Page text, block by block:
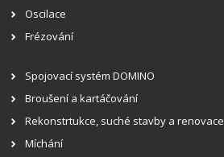
Oscilace
Frézování
Spojovací systém DOMINO
Broušení a kartáčování
Rekonstrtukce, suché stavby a renovace
Míchání